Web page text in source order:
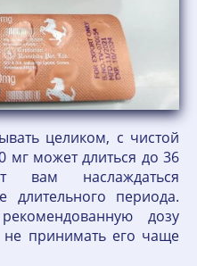
целиком, с чистой
мг может длиться до 36
вам наслаждаться
длительного периода.
дозу
принимать его чаще